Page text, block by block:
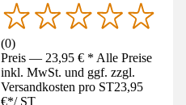
(0)
Preis — 23,95 € * Alle Preise
inkl. MwSt. und ggf. zzgl.
Versandkosten pro ST23,95
€*/ ST